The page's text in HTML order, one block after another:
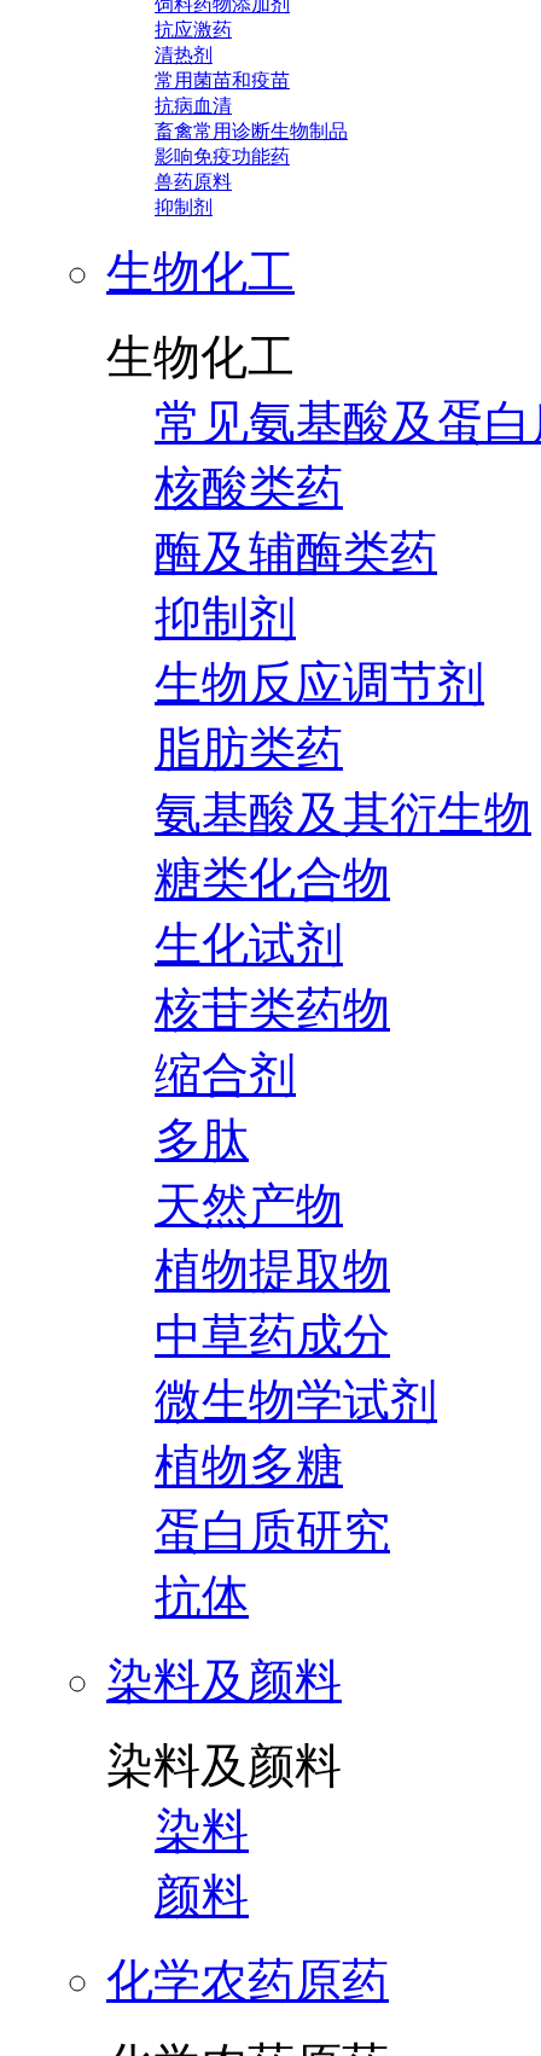
饲料药物添加剂
抗应激药
清热剂
常用菌苗和疫苗
抗病血清
畜禽常用诊断生物制品
影响免疫功能药
兽药原料
抑制剂
生物化工
生物化工
常见氨基酸及蛋
核酸类药
酶及辅酶类药
抑制剂
生物反应调节剂
脂肪类药
氨基酸及其衍生物
糖类化合物
生化试剂
核苷类药物
缩合剂
多肽
天然产物
植物提取物
中草药成分
微生物学试剂
植物多糖
蛋白质研究
抗体
染料及颜料
染料及颜料
染料
颜料
化学农药原药